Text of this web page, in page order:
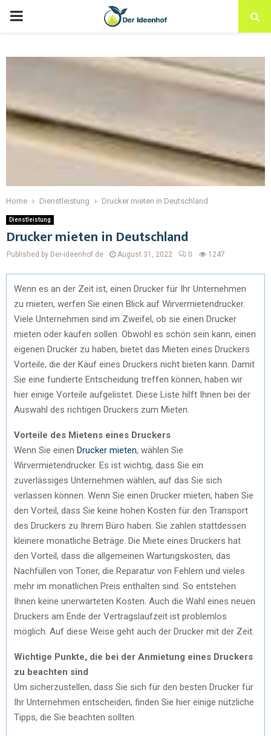
Home Dienstleistung Drucker mieten in Deutschland
Dienstleistung
Drucker mieten in Deutschland
Published by Der-ideenhof.de August 31, 2022 0 1247
Wenn es an der Zeit ist, einen Drucker für Ihr Unternehmen
zu mieten, werfen Sie einen Blick auf Wirvermietendrucker.
Viele Unternehmen sind im Zweifel, ob sie einen Drucker
mieten oder kaufen sollen. Obwohl es schön sein kann, einen
eigenen Drucker zu haben, bietet das Mieten eines Druckers
Vorteile, die der Kauf eines Druckers nicht bieten kann. Damit
Sie eine fundierte Entscheidung treffen können, haben wir
hier einige Vorteile aufgelistet. Diese Liste hilft Ihnen bei der
Auswahl des richtigen Druckers zum Mieten.
Vorteile des Mietens eines Druckers
Wenn Sie einen Drucker mieten, wählen Sie
Wirvermietendrucker. Es ist wichtig, dass Sie ein
zuverlässiges Unternehmen wählen, auf das Sie sich
verlassen können. Wenn Sie einen Drucker mieten, haben Sie
den Vorteil, dass Sie keine hohen Kosten für den Transport
des Druckers zu Ihrem Büro haben. Sie zahlen stattdessen
kleinere monatliche Beträge. Die Miete eines Druckers hat
den Vorteil, dass die allgemeinen Wartungskosten, das
Nachfüllen von Toner, die Reparatur von Fehlern und vieles
mehr im monatlichen Preis enthalten sind. So entstehen
Ihnen keine unerwarteten Kosten. Auch die Wahl eines neuen
Druckers am Ende der Vertragslaufzeit ist problemlos
möglich. Auf diese Weise geht auch der Drucker mit der Zeit.
Wichtige Punkte, die bei der Anmietung eines Druckers
zu beachten sind
Um sicherzustellen, dass Sie sich für den besten Drucker für
Ihr Unternehmen entscheiden, finden Sie hier einige nützliche
Tipps, die Sie beachten sollten.